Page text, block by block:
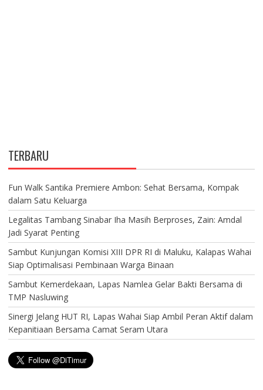
TERBARU
Fun Walk Santika Premiere Ambon: Sehat Bersama, Kompak
dalam Satu Keluarga
Legalitas Tambang Sinabar Iha Masih Berproses, Zain: Amdal
Jadi Syarat Penting
Sambut Kunjungan Komisi XIII DPR RI di Maluku, Kalapas Wahai
Siap Optimalisasi Pembinaan Warga Binaan
Sambut Kemerdekaan, Lapas Namlea Gelar Bakti Bersama di
TMP Nasluwing
Sinergi Jelang HUT RI, Lapas Wahai Siap Ambil Peran Aktif dalam
Kepanitiaan Bersama Camat Seram Utara